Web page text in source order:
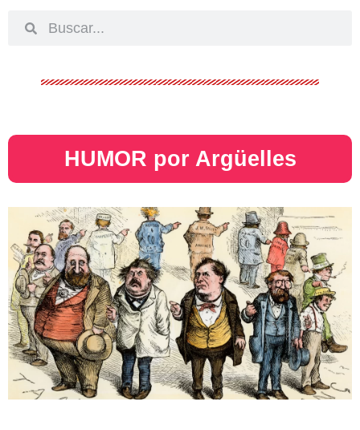
HUMOR por Argüelles​